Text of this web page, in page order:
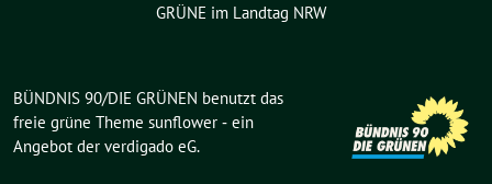
GRÜNE im Landtag NRW
BÜNDNIS 90/DIE GRÜNEN benutzt das
freie grüne Theme sunflower ‐ ein
Angebot der verdigado eG.